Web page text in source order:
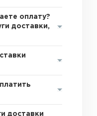
оплату?
доставки,
доставки